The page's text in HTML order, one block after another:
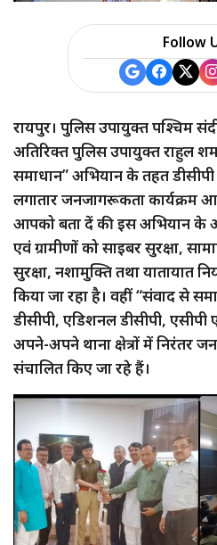
Follow
रायपुर। पुलिस उपायुक्त पश्चिम
अतिरिक्त पुलिस उपायुक्त राहुल
समाधान” अभियान के तहत
लगातार जनजागरूकता कार्यक्रम
आपको बता दें की इस अभियान के
एवं ग्रामीणों को साइबर सुरक्षा,
सुरक्षा, नशामुक्ति तथा यातायात
किया जा रहा है। वहीं “संवाद से
डीसीपी, एडिशनल डीसीपी, एसीपी
अपने-अपने थाना क्षेत्रों में निरंतर
संचालित किए जा रहे हैं।